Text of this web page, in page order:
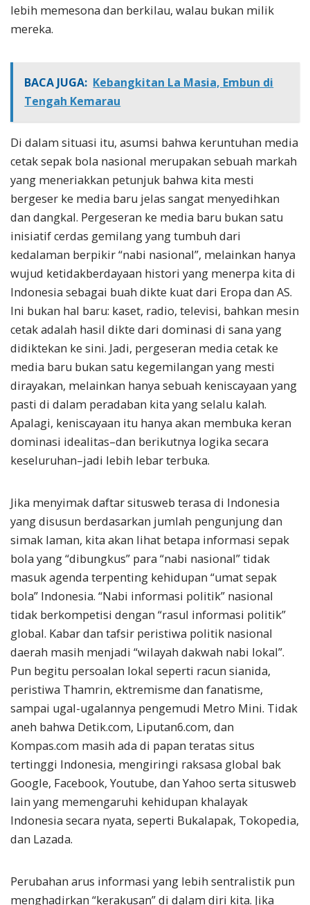
lebih memesona dan berkilau, walau bukan milik
mereka.
BACA JUGA: Kebangkitan La Masia, Embun di
Tengah Kemarau
Di dalam situasi itu, asumsi bahwa keruntuhan media
cetak sepak bola nasional merupakan sebuah markah
yang meneriakkan petunjuk bahwa kita mesti
bergeser ke media baru jelas sangat menyedihkan
dan dangkal. Pergeseran ke media baru bukan satu
inisiatif cerdas gemilang yang tumbuh dari
kedalaman berpikir “nabi nasional”, melainkan hanya
wujud ketidakberdayaan histori yang menerpa kita di
Indonesia sebagai buah dikte kuat dari Eropa dan AS.
Ini bukan hal baru: kaset, radio, televisi, bahkan mesin
cetak adalah hasil dikte dari dominasi di sana yang
didiktekan ke sini. Jadi, pergeseran media cetak ke
media baru bukan satu kegemilangan yang mesti
dirayakan, melainkan hanya sebuah keniscayaan yang
pasti di dalam peradaban kita yang selalu kalah.
Apalagi, keniscayaan itu hanya akan membuka keran
dominasi idealitas–dan berikutnya logika secara
keseluruhan–jadi lebih lebar terbuka.
Jika menyimak daftar situsweb terasa di Indonesia
yang disusun berdasarkan jumlah pengunjung dan
simak laman, kita akan lihat betapa informasi sepak
bola yang “dibungkus” para “nabi nasional” tidak
masuk agenda terpenting kehidupan “umat sepak
bola” Indonesia. “Nabi informasi politik” nasional
tidak berkompetisi dengan “rasul informasi politik”
global. Kabar dan tafsir peristiwa politik nasional
daerah masih menjadi “wilayah dakwah nabi lokal”.
Pun begitu persoalan lokal seperti racun sianida,
peristiwa Thamrin, ektremisme dan fanatisme,
sampai ugal-ugalannya pengemudi Metro Mini. Tidak
aneh bahwa Detik.com, Liputan6.com, dan
Kompas.com masih ada di papan teratas situs
tertinggi Indonesia, mengiringi raksasa global bak
Google, Facebook, Youtube, dan Yahoo serta situsweb
lain yang memengaruhi kehidupan khalayak
Indonesia secara nyata, seperti Bukalapak, Tokopedia,
dan Lazada.
Perubahan arus informasi yang lebih sentralistik pun
menghadirkan “kerakusan” di dalam diri kita. Jika